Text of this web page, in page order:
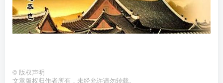
© 版权声明
文章版权归作者所有，未经允许请勿转载。